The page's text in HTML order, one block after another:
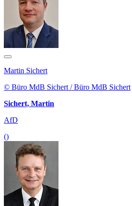
Martin Sichert
© Büro MdB Sichert / Büro MdB Sichert
Sichert, Martin
AfD
()